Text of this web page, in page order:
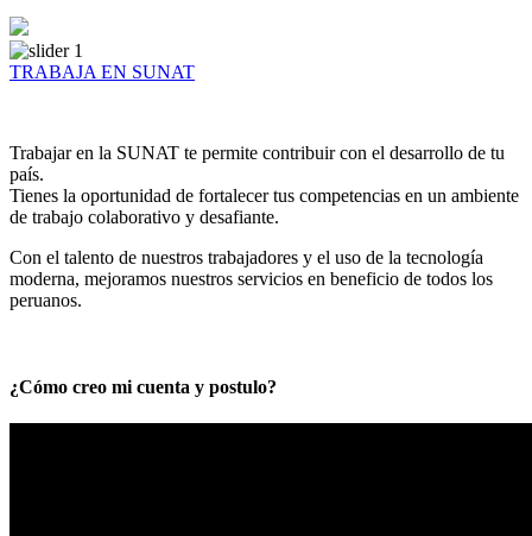
TRABAJA EN SUNAT
Trabajar en la SUNAT te permite contribuir con el desarrollo de tu
país.
Tienes la oportunidad de fortalecer tus competencias en un ambiente
de trabajo colaborativo y desafiante.
Con el talento de nuestros trabajadores y el uso de la tecnología
moderna, mejoramos nuestros servicios en beneficio de todos los
peruanos.
¿Cómo creo mi cuenta y postulo?